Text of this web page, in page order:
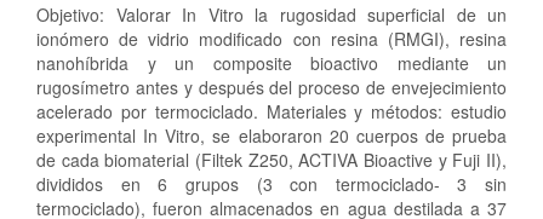
Objetivo: Valorar In Vitro la rugosidad superficial de un
ionómero de vidrio modificado con resina (RMGI), resina
nanohíbrida y un composite bioactivo mediante un
rugosímetro antes y después del proceso de envejecimiento
acelerado por termociclado. Materiales y métodos: estudio
experimental In Vitro, se elaboraron 20 cuerpos de prueba
de cada biomaterial (Filtek Z250, ACTIVA Bioactive y Fuji II),
divididos en 6 grupos (3 con termociclado- 3 sin
termociclado), fueron almacenados en agua destilada a 37